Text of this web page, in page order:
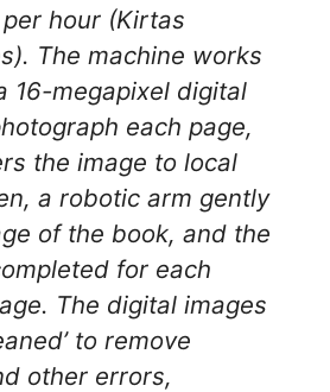
hour (Kirtas
The machine works
16-megapixel digital
each page,
the image to local
a robotic arm gently
of the book, and the
for each
The digital images
to remove
other errors,